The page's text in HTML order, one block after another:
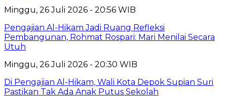
Minggu, 26 Juli 2026 - 20:56 WIB
Pengajian Al-Hikam Jadi Ruang Refleksi
Pembangunan, Rohmat Rospari: Mari Menilai Secara
Utuh
Minggu, 26 Juli 2026 - 20:30 WIB
Di Pengajian Al-Hikam, Wali Kota Depok Supian Suri
Pastikan Tak Ada Anak Putus Sekolah